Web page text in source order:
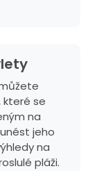
které se
na
jeho
na
pláži.